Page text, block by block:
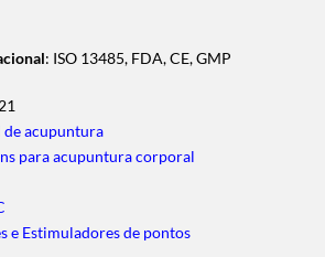
: ISO 13485, FDA, CE, GMP
de acupuntura
para acupuntura corporal
e Estimuladores de pontos